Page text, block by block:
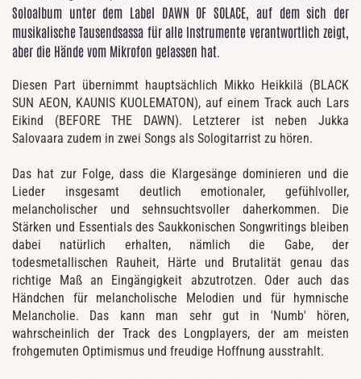
Soloalbum unter dem Label DAWN OF SOLACE, auf dem sich der
musikalische Tausendsassa für alle Instrumente verantwortlich zeigt,
aber die Hände vom Mikrofon gelassen hat.
Diesen Part übernimmt hauptsächlich Mikko Heikkilä (BLACK
SUN AEON, KAUNIS KUOLEMATON), auf einem Track auch Lars
Eikind (BEFORE THE DAWN). Letzterer ist neben Jukka
Salovaara zudem in zwei Songs als Sologitarrist zu hören.
Das hat zur Folge, dass die Klargesänge dominieren und die
Lieder insgesamt deutlich emotionaler, gefühlvoller,
melancholischer und sehnsuchtsvoller daherkommen. Die
Stärken und Essentials des Saukkonischen Songwritings bleiben
dabei natürlich erhalten, nämlich die Gabe, der
todesmetallischen Rauheit, Härte und Brutalität genau das
richtige Maß an Eingängigkeit abzutrotzen. Oder auch das
Händchen für melancholische Melodien und für hymnische
Melancholie. Das kann man sehr gut in 'Numb' hören,
wahrscheinlich der Track des Longplayers, der am meisten
frohgemuten Optimismus und freudige Hoffnung ausstrahlt.